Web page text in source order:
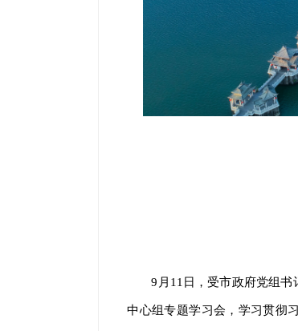
9月11日，受市政府党组
中心组专题学习会，学习贯彻